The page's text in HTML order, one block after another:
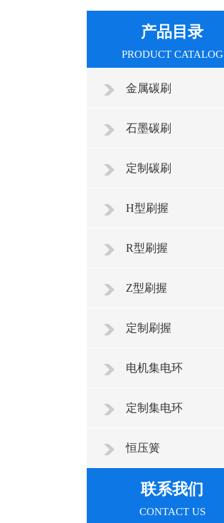
产品目录
PRODUCT CATALOG
金属碳刷
石墨碳刷
定制碳刷
H型刷握
R型刷握
Z型刷握
定制刷握
电机集电环
定制集电环
恒压簧
联系我们
CONTACT US